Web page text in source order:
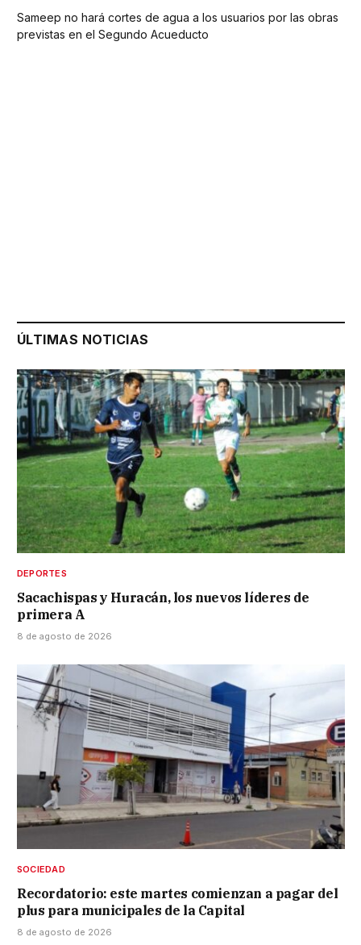
Sameep no hará cortes de agua a los usuarios por las obras
previstas en el Segundo Acueducto
ÚLTIMAS NOTICIAS
DEPORTES
Sacachispas y Huracán, los nuevos líderes de
primera A
8 de agosto de 2026
SOCIEDAD
Recordatorio: este martes comienzan a pagar del
plus para municipales de la Capital
8 de agosto de 2026